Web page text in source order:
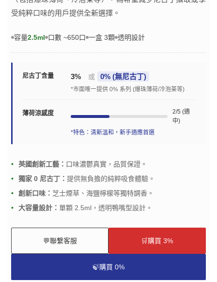
受純粹口味的用戶提供全新選擇。
容量2.5ml 口數 ~650口 一盒 3顆 透明設計
尼古丁含量 3% 或 0% (無尼古丁)
*市面唯一提供 0% 系列 (爆珠薄荷/冷泡茶等)
薄荷涼感度
2/5 (適
中)
*特色：清新溫和，新手適應首選
英國創新工藝： 口味濃鬱真實，品質保證。
獨家 0 尼古丁：提供無負擔的純粹吸食體驗。
創新口味：芝士煙草、海鹽檸檬等獨特調香。
大容量設計： 單顆 2.5ml，透明鴨嘴型設計。
💬聯繫客服 🛒購買 3%
🍃購買 0%